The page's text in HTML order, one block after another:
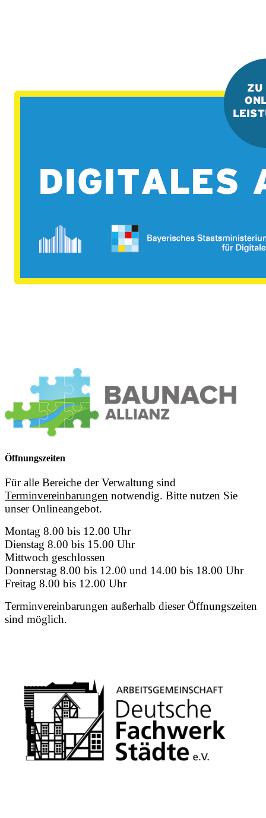
Öffnungszeiten
Für alle Bereiche der Verwaltung sind
Terminvereinbarungen notwendig. Bitte nutzen Sie
unser Onlineangebot.
Montag 8.00 bis 12.00 Uhr
Dienstag 8.00 bis 15.00 Uhr
Mittwoch geschlossen
Donnerstag 8.00 bis 12.00 und 14.00 bis 18.00 Uhr
Freitag 8.00 bis 12.00 Uhr
Terminvereinbarungen außerhalb dieser Öffnungszeiten
sind möglich.